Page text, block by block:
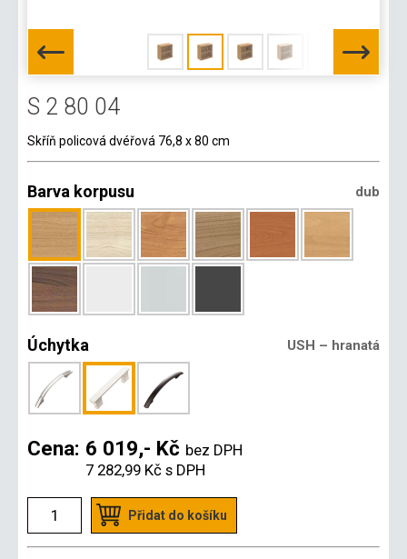
S 2 80 04
Skříň policová dvéřová 76,8 x 80 cm
Barva korpusu dub
Úchytka USH – hranatá
Cena: 6 019,- Kč bez DPH
7 282,99 Kč s DPH
Přidat do košíku